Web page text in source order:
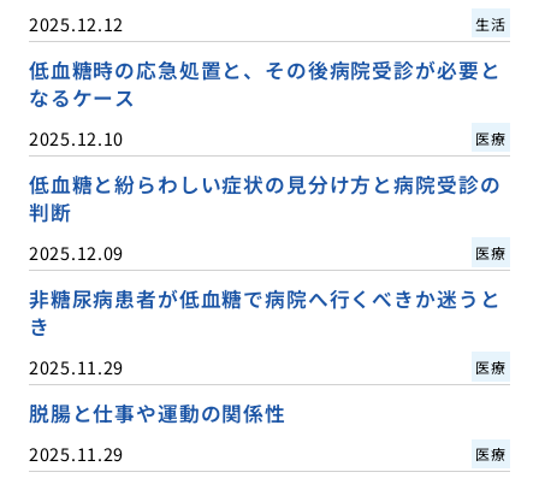
2025.12.12 生活
低血糖時の応急処置と、その後病院受診が必要と
なるケース
2025.12.10 医療
低血糖と紛らわしい症状の見分け方と病院受診の
判断
2025.12.09 医療
非糖尿病患者が低血糖で病院へ行くべきか迷うと
き
2025.11.29 医療
脱腸と仕事や運動の関係性
2025.11.29 医療